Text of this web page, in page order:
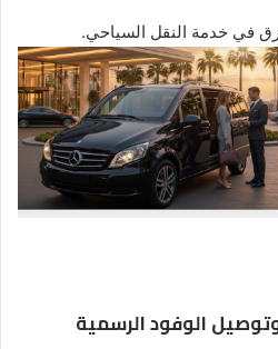
في خدمة النقل السياحي.
الوفود الرسمية